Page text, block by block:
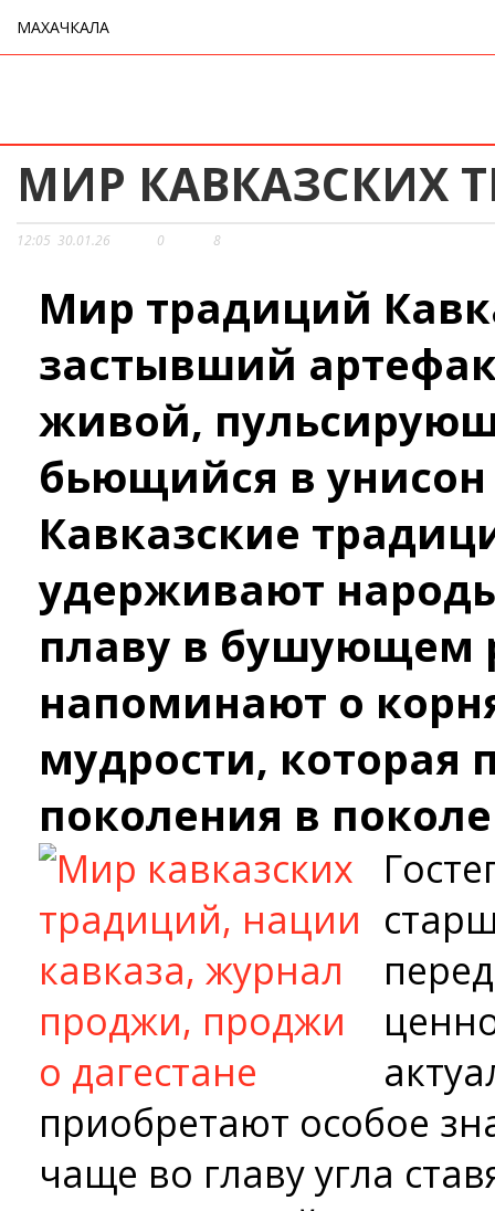
МАХАЧКАЛА
МИР КАВКАЗСКИХ
12:05 30.01.26 0 8
Мир традиций
застывший
живой,
бьющийся в
Кавказские
удерживают
плаву в бушующем
напоминают о
мудрости, которая
поколения в
приобретают особое
чаще во главу угла